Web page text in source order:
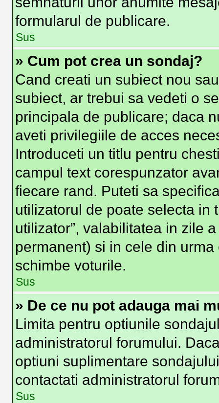
formularul de publicare.
Sus
» Cum pot crea un sondaj?
Cand creati un subiect nou
subiect, ar trebui sa vedeti o
principala de publicare; daca
aveti privilegiile de acces
Introduceti un titlu pentru
campul text corespunzator
fiecare rand. Puteti sa
utilizatorul de poate selecta in
utilizator”, valabilitatea in zile
permanent) si in cele din
schimbe voturile.
Sus
» De ce nu pot adauga mai
Limita pentru optiunile
administratorul forumului.
optiuni suplimentare
contactati administratorul
Sus